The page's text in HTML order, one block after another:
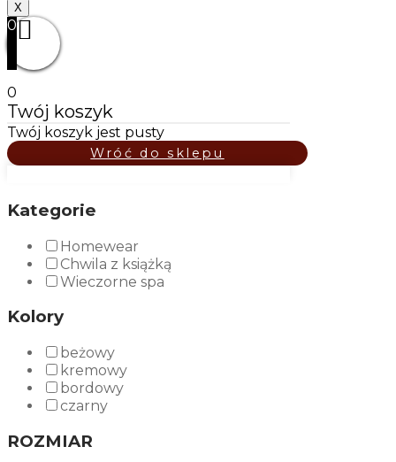
X
0
0
Twój koszyk
Twój koszyk jest pusty
Wróć do sklepu
Kategorie
Homewear
Chwila z książką
Wieczorne spa
Kolory
beżowy
kremowy
bordowy
czarny
ROZMIAR